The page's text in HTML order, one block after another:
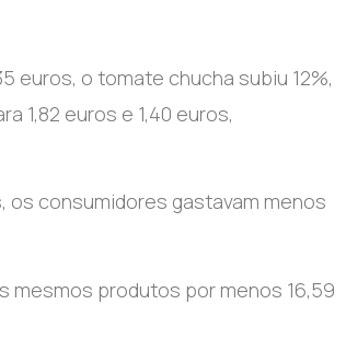
euros, o tomate chucha subiu 12%,
1,82 euros e 1,40 euros,
os consumidores gastavam menos
mesmos produtos por menos 16,59